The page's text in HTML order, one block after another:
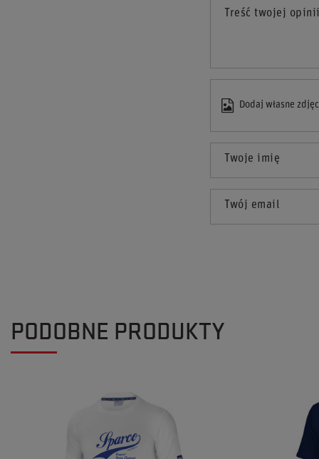
Treść twojej opinii
Dodaj własne
Twoje imię
Twój email
PODOBNE PRODUKTY